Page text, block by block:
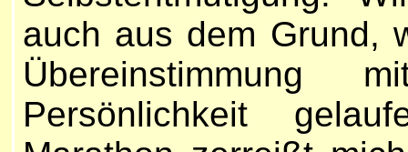
auch aus dem Grund,
Persönlichkeit